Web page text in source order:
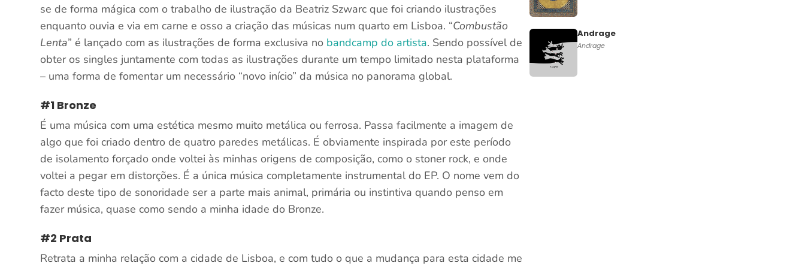
se de forma mágica com o trabalho de ilustração da Beatriz Szwarc que foi criando ilustrações
enquanto ouvia e via em carne e osso a criação das músicas num quarto em Lisboa. “Combustão
Lenta” é lançado com as ilustrações de forma exclusiva no bandcamp do artista. Sendo possível de
obter os singles juntamente com todas as ilustrações durante um tempo limitado nesta plataforma
– uma forma de fomentar um necessário “novo início” da música no panorama global.
#1 Bronze
É uma música com uma estética mesmo muito metálica ou ferrosa. Passa facilmente a imagem de
algo que foi criado dentro de quatro paredes metálicas. É obviamente inspirada por este período
de isolamento forçado onde voltei às minhas origens de composição, como o stoner rock, e onde
voltei a pegar em distorções. É a única música completamente instrumental do EP. O nome vem do
facto deste tipo de sonoridade ser a parte mais animal, primária ou instintiva quando penso em
fazer música, quase como sendo a minha idade do Bronze.
#2 Prata
Retrata a minha relação com a cidade de Lisboa, e com tudo o que a mudança para esta cidade me
Andrage
Andrage